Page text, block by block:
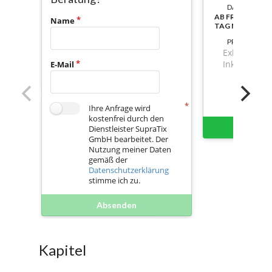
Name
E-Mail
Ihre Anfrage wird
kostenfrei durch den
Dienstleister SupraTix
GmbH bearbeitet. Der
Nutzung meiner Daten
gemäß der
Datenschutzerklärung
stimme ich zu.
Absenden
DAUER:
AB
TAG NUTZBAR
PREIS
Exkl. Mwst.
Inkl. Mwst.
Kapitel